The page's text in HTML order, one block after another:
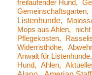
freilaufender Hund
Gemeinschaftsgarten
Listenhunde
Mops aus Ahlen
nicht
Pflegekosten
Widerristhöhe
Anwalt für Listenhunde
Hund
Ahlen